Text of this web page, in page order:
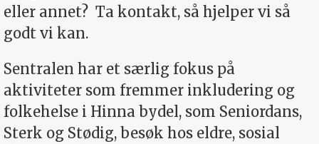
eller annet? Ta kontakt, så hjelper vi så
godt vi kan.
Sentralen har et særlig fokus på
aktiviteter som fremmer inkludering og
folkehelse i Hinna bydel, som Seniordans,
Sterk og Stødig, besøk hos eldre, sosial